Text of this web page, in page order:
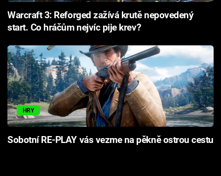
Warcraft 3: Reforged zažívá krutě nepovedený
start. Co hráčům nejvíc pije krev?
HRY
Sobotní RE-PLAY vás vezme na pěkně ostrou cestu